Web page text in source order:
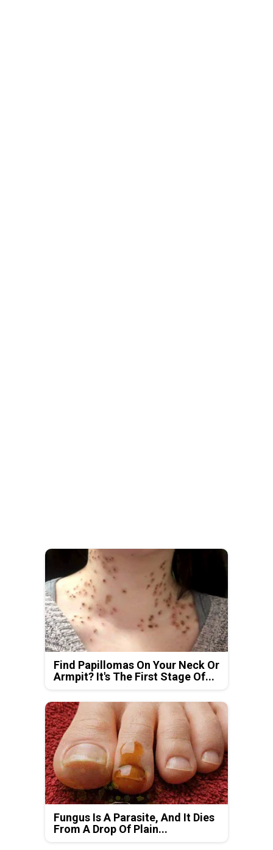
Find Papillomas On Your Neck Or
Armpit? It's The First Stage Of...
Fungus Is A Parasite, And It Dies
From A Drop Of Plain...